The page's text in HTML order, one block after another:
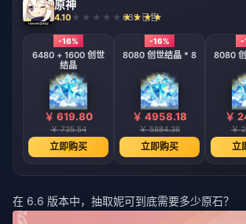
原神
4.10 635 已售
-16%
6480 + 1600 创世
结晶
￥ 619.80
￥ 735.54
立即购买
-16%
8080 创世结晶 * 8
￥ 4958.18
￥ 5884.36
立即购买
-
8080
￥
￥
立
在 6.6 版本中，抽取妮可到底需要多少原石？